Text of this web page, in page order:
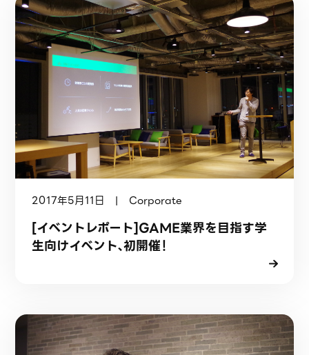
2017年5月11日 | Corporate
[イベントレポート]GAME業界を目指す学
生向けイベント、初開催！